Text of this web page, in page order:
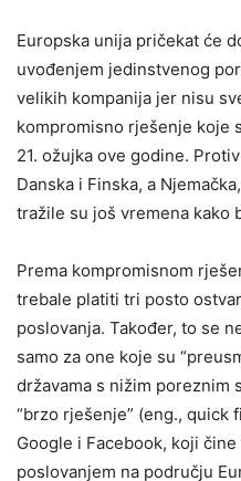
Europska unija pričekat će
uvođenjem jedinstvenog
velikih kompanija jer nisu
kompromisno rješenje koje
21. ožujka ove godine.
Danska i Finska, a
tražile su još vremena kako
Prema kompromisnom
trebale platiti tri posto
poslovanja. Također, to se
samo za one koje su
državama s nižim poreznim
“brzo rješenje” (eng., quick
Google i Facebook, koji
poslovanjem na području